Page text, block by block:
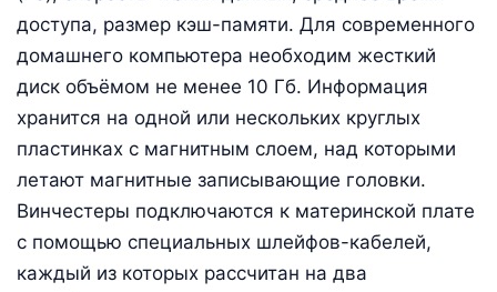
доступа, размер кэш-памяти. Для современного
домашнего компьютера необходим жесткий
диск объёмом не менее 10 Гб. Информация
хранится на одной или нескольких круглых
пластинках с магнитным слоем, над которыми
летают магнитные записывающие головки.
Винчестеры подключаются к материнской плате
с помощью специальных шлейфов-кабелей,
каждый из которых рассчитан на два